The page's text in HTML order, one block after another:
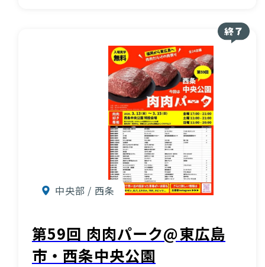
中央部 / 西条
第59回 肉肉パーク@東広島
市・西条中央公園